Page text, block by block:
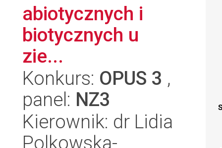
abiotycznych i
biotycznych u
zie...
Konkurs: OPUS 3 ,
panel: NZ3
Kierownik: dr Lidia
Polkowska-